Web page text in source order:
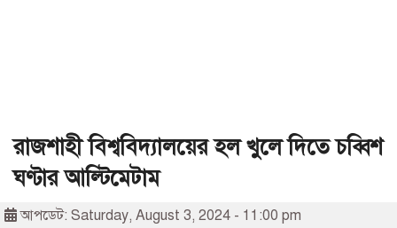
রাজশাহী বিশ্ববিদ্যালয়ের হল খুলে দিতে চব্বিশ
ঘণ্টার আল্টিমেটাম
আপডেট: Saturday, August 3, 2024 - 11:00 pm